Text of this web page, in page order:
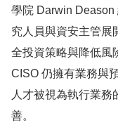
學院 Darwin
究人員與資安主管展
全投資策略與降低風
CISO 仍擁有業務與
人才被視為執行業
善。